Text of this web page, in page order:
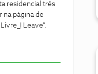
residencial três
página de
Leave”.